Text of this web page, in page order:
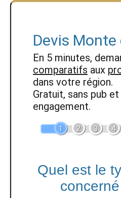
Devis
En 5 minutes,
comparatifs aux
dans votre région.
Gratuit, sans pub et
engagement.
1 2 3 4
Quel est le